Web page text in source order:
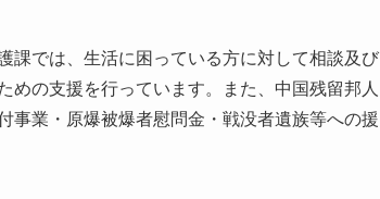
課では、生活に困っている方に対して相談及び
めの支援を行っています。また、中国残留邦人
事業・原爆被爆者慰問金・戦没者遺族等への援